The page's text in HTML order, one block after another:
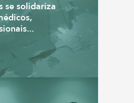
se solidariza